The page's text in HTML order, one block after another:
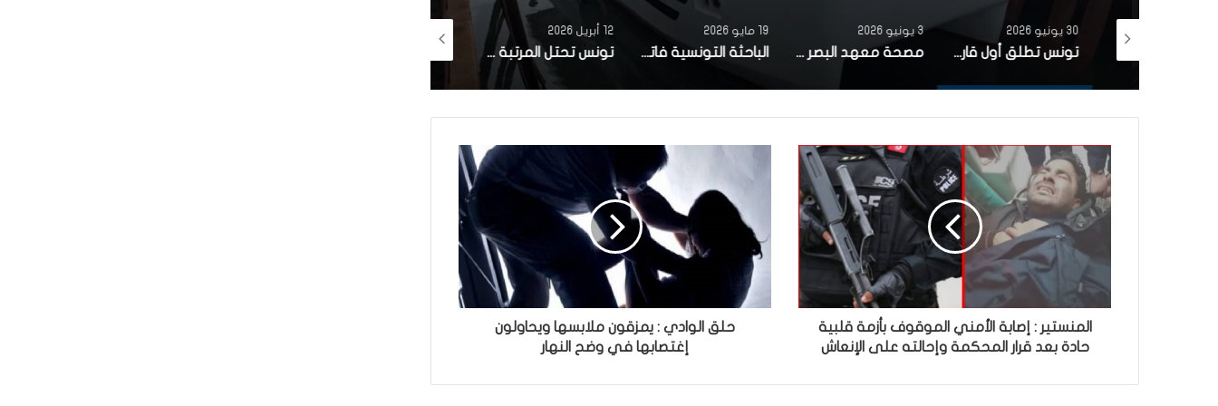
30 يونيو 2026
تونس تطلق أول قارب صيد كهربائي يعمل بالطاقة الشمسية في المتوسط
3 يونيو 2026
مصحة معهد البصر والشبكية بالبحيرة 1 تقوم باجراء اكثر من 50 عملية جراحية لازالة الماء الابيض مجانا لفائدة عدد من اهالي قفصة
19 مايو 2026
الباحثة التونسية فاتن المولدي تنجح في الحصول على براءة اختراع في الولايات المتحدة الأمريكية، وذلك بعد ابتكارها محركاً هجيناً ثورياً
12 أبريل 2026
تونس تحتل المرتبة الاولى افريقيا من حيث عدد النساء المطورات للبرمجيات
المنستير : إصابة الأمني الموقوف بأزمة قلبية
حادة بعد قرار المحكمة وإحالته على الإنعاش
حلق الوادي : يمزقون ملابسها ويحاولون
إغتصابها في وضح النهار